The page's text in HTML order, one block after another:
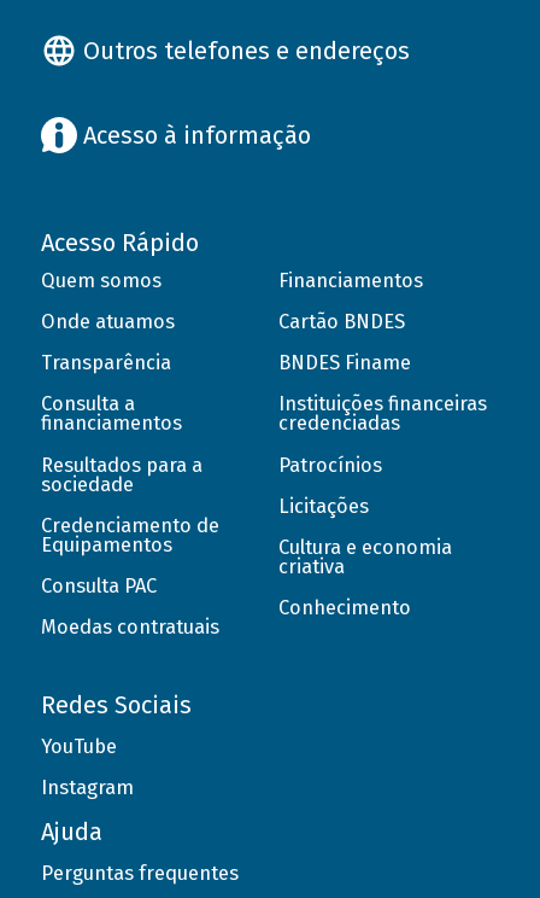
Outros telefones e endereços
Acesso à informação
Acesso Rápido
Quem somos
Onde atuamos
Transparência
Consulta a
financiamentos
Resultados para a
sociedade
Credenciamento de
Equipamentos
Consulta PAC
Moedas contratuais
Financiamentos
Cartão BNDES
BNDES Finame
Instituições financeiras
credenciadas
Patrocínios
Licitações
Cultura e economia
criativa
Conhecimento
Redes Sociais
YouTube
Instagram
Ajuda
Perguntas frequentes